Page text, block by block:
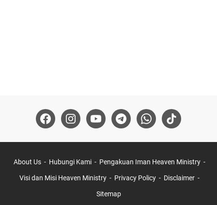
About Us Hubungi Kami Pengakuan Iman Heaven Ministry
Visi dan Misi Heaven Ministry Privacy Policy Disclaimer
Sitemap